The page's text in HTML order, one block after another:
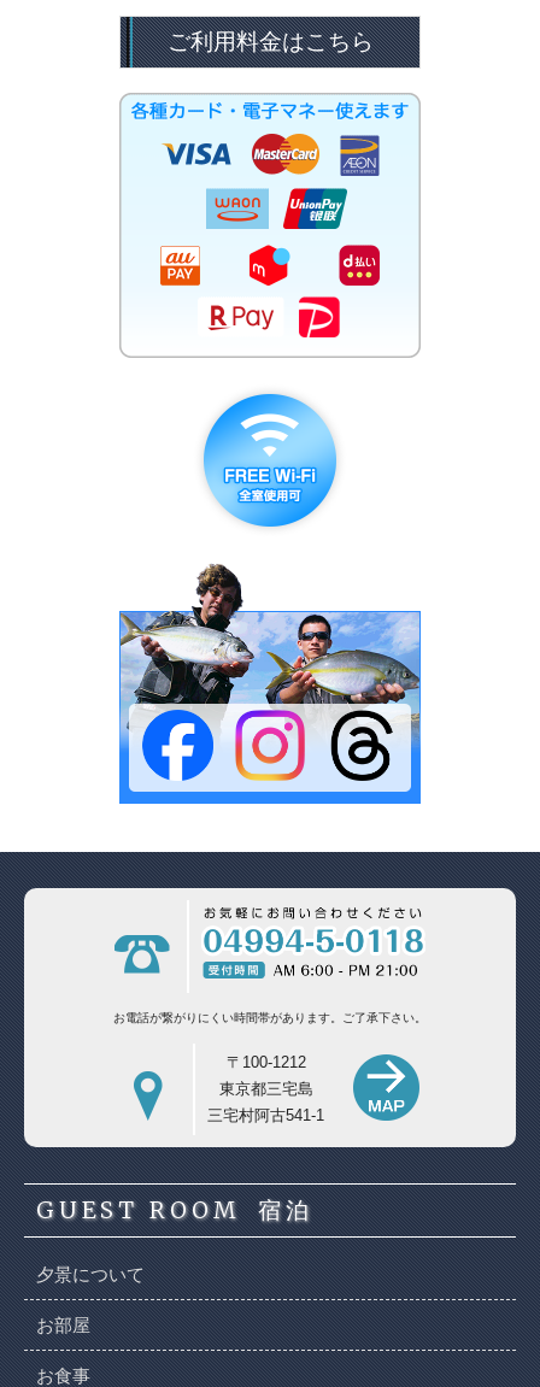
ご利用料金はこちら
お電話が繋がりにくい時間帯があります。 ご了承下さい。
〒100-1212
東京都三宅島
三宅村阿古541-1
GUEST ROOM 宿泊
夕景について
お部屋
お食事